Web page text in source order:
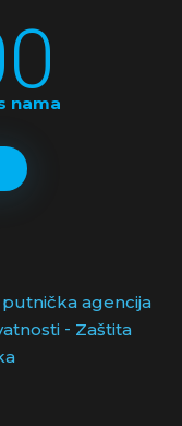
nama
agencija
- Zaštita